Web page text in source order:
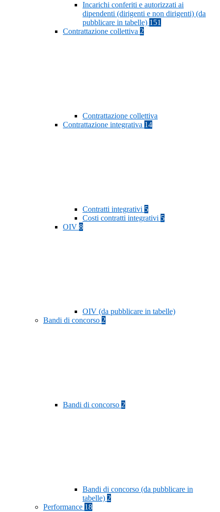
Incarichi conferiti e autorizzati ai
dipendenti (dirigenti e non dirigenti) (da
pubblicare in tabelle) 151
Contrattazione collettiva 2
Contrattazione collettiva
Contrattazione integrativa 14
Contratti integrativi 5
Costi contratti integrativi 5
OIV 8
OIV (da pubblicare in tabelle)
Bandi di concorso 2
Bandi di concorso 2
Bandi di concorso (da pubblicare in
tabelle) 2
Performance 18